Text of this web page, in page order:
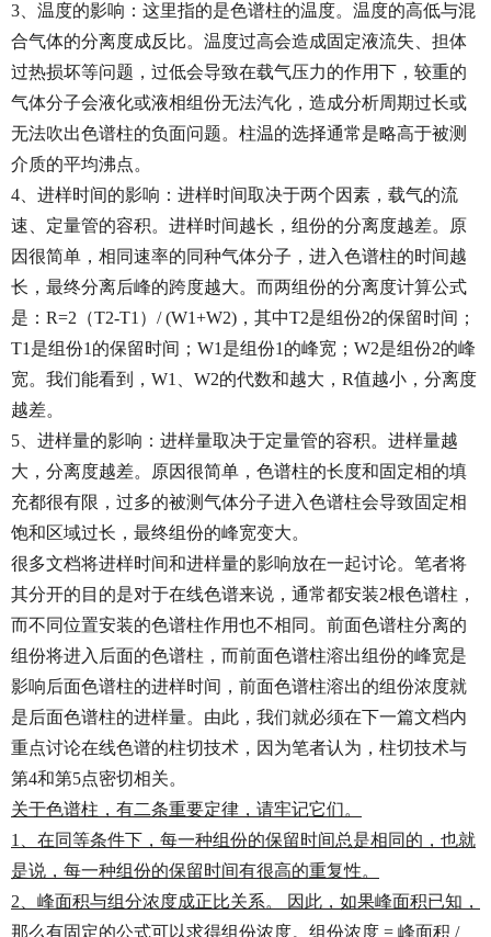
3、温度的影响：这里指的是色谱柱的温度。温度的高低与混
合气体的分离度成反比。温度过高会造成固定液流失、担体
过热损坏等问题，过低会导致在载气压力的作用下，较重的
气体分子会液化或液相组份无法汽化，造成分析周期过长或
无法吹出色谱柱的负面问题。柱温的选择通常是略高于被测
介质的平均沸点。
4、进样时间的影响：进样时间取决于两个因素，载气的流
速、定量管的容积。进样时间越长，组份的分离度越差。原
因很简单，相同速率的同种气体分子，进入色谱柱的时间越
长，最终分离后峰的跨度越大。而两组份的分离度计算公式
是：R=2（T2-T1）/ (W1+W2)，其中T2是组份2的保留时间；
T1是组份1的保留时间；W1是组份1的峰宽；W2是组份2的峰
宽。我们能看到，W1、W2的代数和越大，R值越小，分离度
越差。
5、进样量的影响：进样量取决于定量管的容积。进样量越
大，分离度越差。原因很简单，色谱柱的长度和固定相的填
充都很有限，过多的被测气体分子进入色谱柱会导致固定相
饱和区域过长，最终组份的峰宽变大。
很多文档将进样时间和进样量的影响放在一起讨论。笔者将
其分开的目的是对于在线色谱来说，通常都安装2根色谱柱，
而不同位置安装的色谱柱作用也不相同。前面色谱柱分离的
组份将进入后面的色谱柱，而前面色谱柱溶出组份的峰宽是
影响后面色谱柱的进样时间，前面色谱柱溶出的组份浓度就
是后面色谱柱的进样量。由此，我们就必须在下一篇文档内
重点讨论在线色谱的柱切技术，因为笔者认为，柱切技术与
第4和第5点密切相关。
关于色谱柱，有二条重要定律，请牢记它们。
1、在同等条件下，每一种组份的保留时间总是相同的，也就
是说，每一种组份的保留时间有很高的重复性。
2、峰面积与组分浓度成正比关系。 因此，如果峰面积已知，
那么有固定的公式可以求得组份浓度。组份浓度 = 峰面积 /